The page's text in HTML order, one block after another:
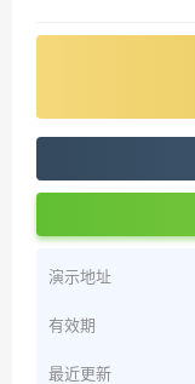
演示地址
有效期
最近更新